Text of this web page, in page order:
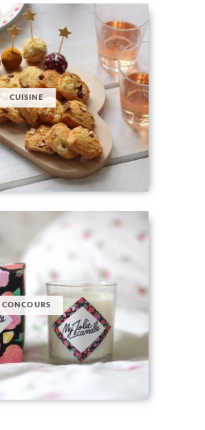
CUISINE
CONCOURS